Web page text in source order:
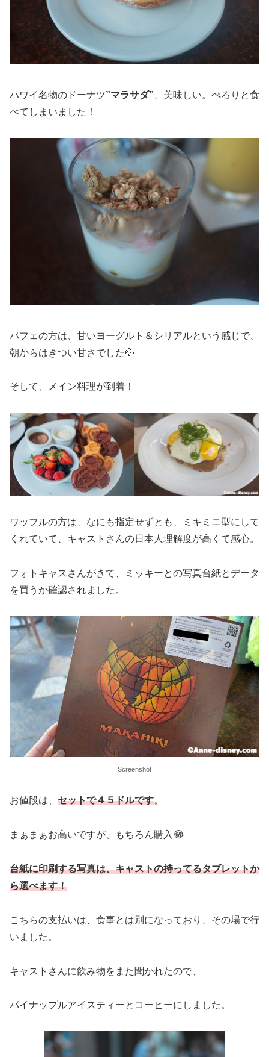
ハワイ名物のドーナツ”マラサダ” 、美味しい。ぺろりと食
べてしまいました！
パフェの方は、甘いヨーグルト＆シリアルという感じで、
朝からはきつい甘さでした💦
そして、メイン料理が到着！
ワッフルの方は、なにも指定せずとも、ミキミニ型にして
くれていて、キャストさんの日本人理解度が高くて感心。
フォトキャスさんがきて、ミッキーとの写真台紙とデータ
を買うか確認されました。
Screenshot
お値段は、 セットで４５ドルです。
まぁまぁお高いですが、もちろん購入😂
台紙に印刷する写真は、キャストの持ってるタブレットか
ら選べます！
こちらの支払いは、食事とは別になっており、その場で行
いました。
キャストさんに飲み物をまた聞かれたので、
パイナップルアイスティーとコーヒーにしました。